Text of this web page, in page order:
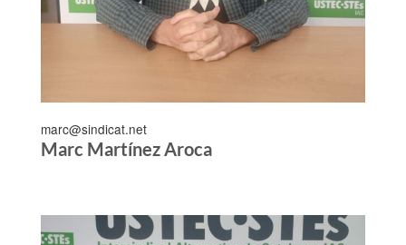
marc@sindicat.net
Marc Martínez Aroca